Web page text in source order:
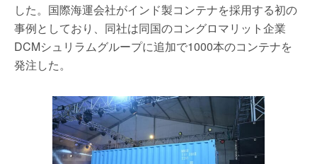
した。国際海運会社がインド製コンテナを採用する初の
事例としており、同社は同国のコングロマリット企業
DCMシュリラムグループに追加で1000本のコンテナを
発注した。